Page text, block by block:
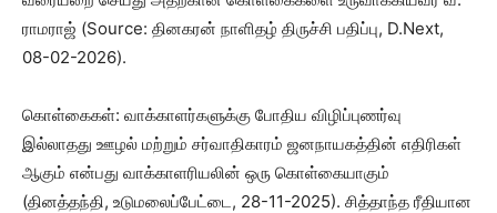
ராமராஜ் (Source: தினகரன் நாளிதழ் திருச்சி பதிப்பு, D.Next,
08-02-2026).
கொள்கைகள்: வாக்காளர்களுக்கு போதிய விழிப்புணர்வு
இல்லாதது ஊழல் மற்றும் சர்வாதிகாரம் ஜனநாயகத்தின் எதிரிகள்
ஆகும் என்பது வாக்காளரியலின் ஒரு கொள்கையாகும்
(தினத்தந்தி, உடுமலைப்பேட்டை, 28-11-2025). சித்தாந்த ரீதியான